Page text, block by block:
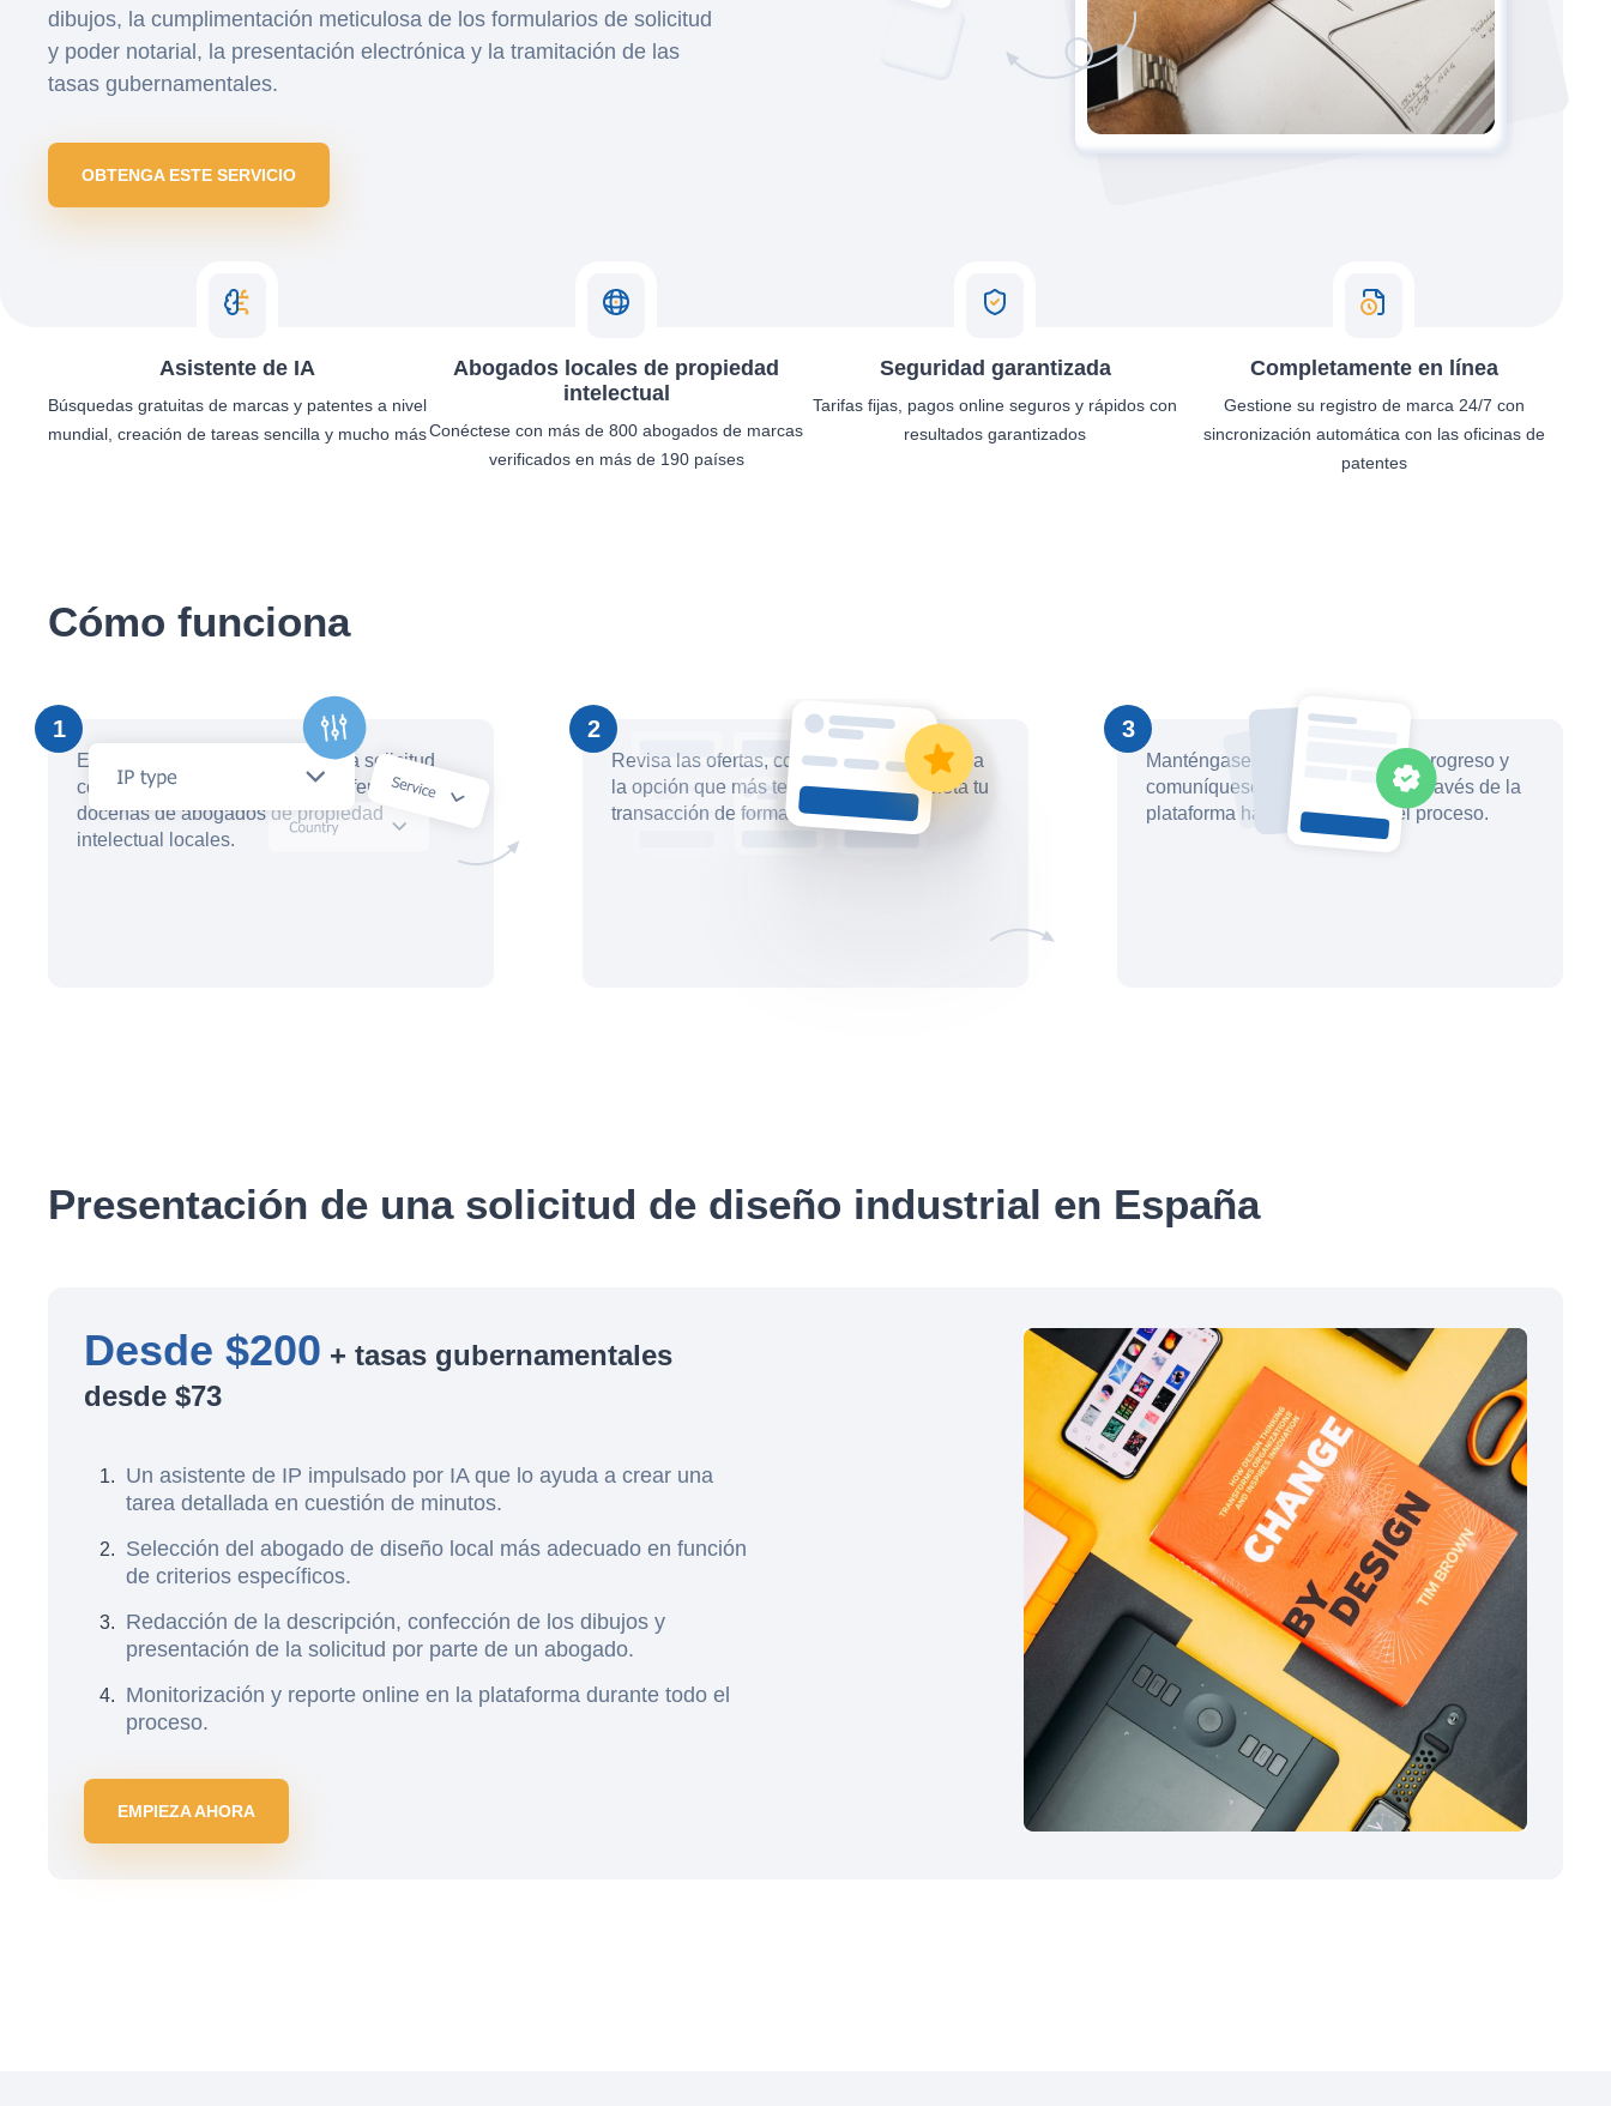
dibujos, la cumplimentación meticulosa de los formularios de solicitud
y poder notarial, la presentación electrónica y la tramitación de las
tasas gubernamentales.
OBTENGA ESTE SERVICIO
Asistente de IA
Búsquedas gratuitas de marcas y patentes a nivel
mundial, creación de tareas sencilla y mucho más
Abogados locales de propiedad
intelectual
Conéctese con más de 800 abogados de marcas
verificados en más de 190 países
Seguridad garantizada
Tarifas fijas, pagos online seguros y rápidos con
resultados garantizados
Completamente en línea
Gestione su registro de marca 24/7 con
sincronización automática con las oficinas de
patentes
Cómo funciona
1
En cuestión de minutos, cree una solicitud
con un asistente de IA y reciba ofertas de
docenas de abogados de propiedad
intelectual locales.
2
Revisa las ofertas, compáralas y selecciona
la opción que más te convenga. Completa tu
transacción de forma segura
3
Manténgase informado sobre el progreso y
comuníquese con su abogado a través de la
plataforma hasta que finalice el proceso.
Presentación de una solicitud de diseño industrial en España
Desde $200 + tasas gubernamentales
desde $73
Un asistente de IP impulsado por IA que lo ayuda a crear una
tarea detallada en cuestión de minutos.
Selección del abogado de diseño local más adecuado en función
de criterios específicos.
Redacción de la descripción, confección de los dibujos y
presentación de la solicitud por parte de un abogado.
Monitorización y reporte online en la plataforma durante todo el
proceso.
EMPIEZA AHORA